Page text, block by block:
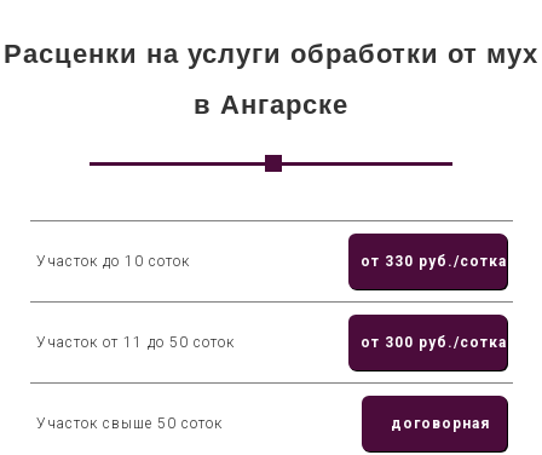
Расценки на услуги обработки от мух
в Ангарске
Участок до 10 соток от 330 руб./сотка
Участок от 11 до 50 соток от 300 руб./сотка
Участок свыше 50 соток договорная